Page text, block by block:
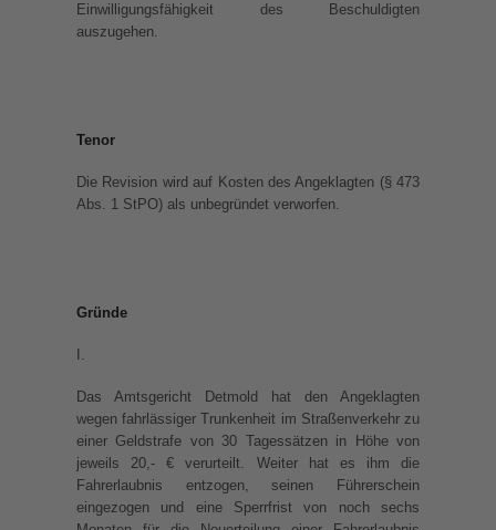
Einwilligungsfähigkeit des Beschuldigten
auszugehen.
Tenor
Die Revision wird auf Kosten des Angeklagten (§ 473
Abs. 1 StPO) als unbegründet verworfen.
Gründe
I.
Das Amtsgericht Detmold hat den Angeklagten
wegen fahrlässiger Trunkenheit im Straßenverkehr zu
einer Geldstrafe von 30 Tagessätzen in Höhe von
jeweils 20,- € verurteilt. Weiter hat es ihm die
Fahrerlaubnis entzogen, seinen Führerschein
eingezogen und eine Sperrfrist von noch sechs